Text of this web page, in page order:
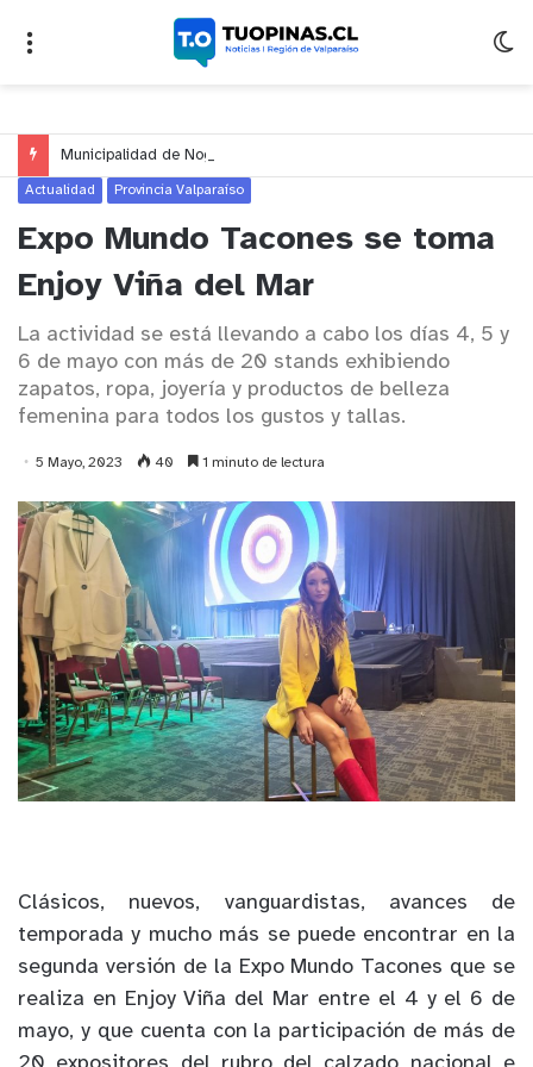
Actualidad Provincia Valparaíso
Expo Mundo Tacones se toma
Enjoy Viña del Mar
La actividad se está llevando a cabo los días 4, 5 y
6 de mayo con más de 20 stands exhibiendo
zapatos, ropa, joyería y productos de belleza
femenina para todos los gustos y tallas.
5 Mayo, 2023 40 1 minuto de lectura
Clásicos, nuevos, vanguardistas, avances de
temporada y mucho más se puede encontrar en la
segunda versión de la Expo Mundo Tacones que se
realiza en Enjoy Viña del Mar entre el 4 y el 6 de
mayo, y que cuenta con la participación de más de